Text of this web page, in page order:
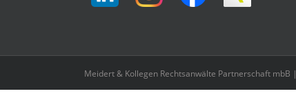
Meidert & Kollegen Rechtsanwälte Partnerschaft mbB |